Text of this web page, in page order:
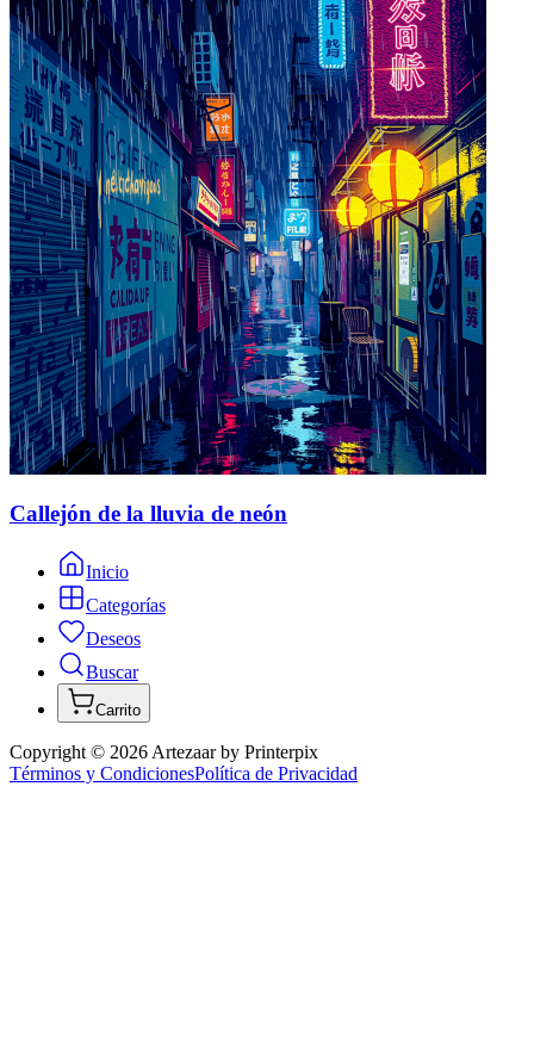
Callejón de la lluvia de neón
Inicio
Categorías
Deseos
Buscar
Carrito
Copyright © 2026 Artezaar by Printerpix
Términos y CondicionesPolítica de Privacidad